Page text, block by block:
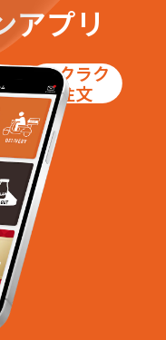
町
町１丁目
町１丁目
本町３丁目
町
町２丁目
町４丁目
７丁目
丁目
丁目
丁目
保
丁目
アプリ
ラクラク
注文